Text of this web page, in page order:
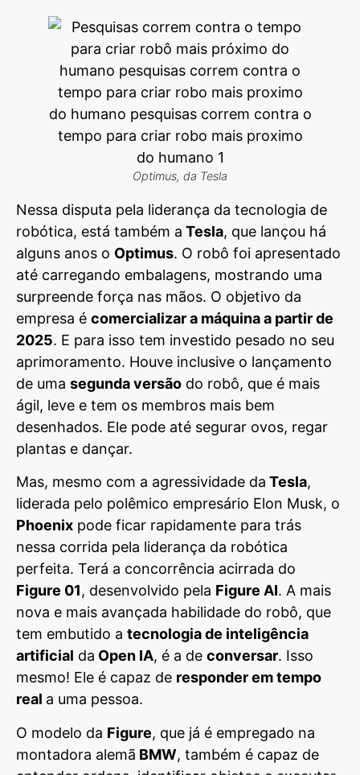
Optimus, da Tesla
Nessa disputa pela liderança da tecnologia de
robótica, está também a Tesla, que lançou há
alguns anos o Optimus. O robô foi apresentado
até carregando embalagens, mostrando uma
surpreende força nas mãos. O objetivo da
empresa é comercializar a máquina a partir de
2025. E para isso tem investido pesado no seu
aprimoramento. Houve inclusive o lançamento
de uma segunda versão do robô, que é mais
ágil, leve e tem os membros mais bem
desenhados. Ele pode até segurar ovos, regar
plantas e dançar.
Mas, mesmo com a agressividade da Tesla,
liderada pelo polêmico empresário Elon Musk, o
Phoenix pode ficar rapidamente para trás
nessa corrida pela liderança da robótica
perfeita. Terá a concorrência acirrada do
Figure 01, desenvolvido pela Figure AI. A mais
nova e mais avançada habilidade do robô, que
tem embutido a tecnologia de inteligência
artificial da Open IA, é a de conversar. Isso
mesmo! Ele é capaz de responder em tempo
real a uma pessoa.
O modelo da Figure, que já é empregado na
montadora alemã BMW, também é capaz de